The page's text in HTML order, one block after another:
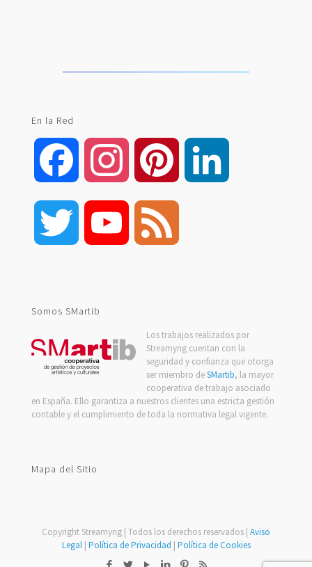
En la Red
Facebook Instagram Pinterest
Twitter YouTube
Somos SMartib
Los trabajos realizados por
Streamyng cuentan con la
seguridad y confianza que otorga
ser miembro deSMartib, la mayor
cooperativa de trabajo asociado
en España. Ello garantiza a nuestros clientes una estricta gestión
contable y el cumplimiento de toda la normativa legal vigente.
Mapa del Sitio
Copyright Streamyng | Todos los derechos reservados | Aviso
Legal| Política de Privacidad | Política de Cookies